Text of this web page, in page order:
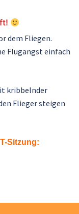
dem Fliegen.
Flugangst einfach
kribbelnder
Flieger steigen
Sitzung: